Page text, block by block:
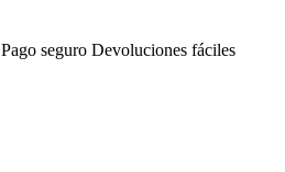
Pago seguro Devoluciones fáciles